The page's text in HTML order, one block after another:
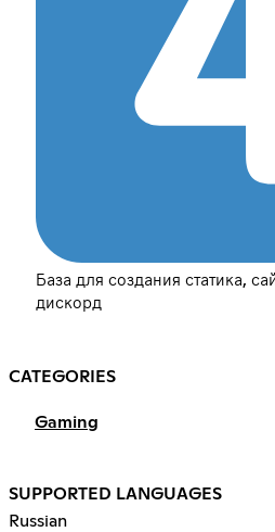
База для создания статика,
дискорд
CATEGORIES
Gaming
SUPPORTED LANGUAGES
Russian